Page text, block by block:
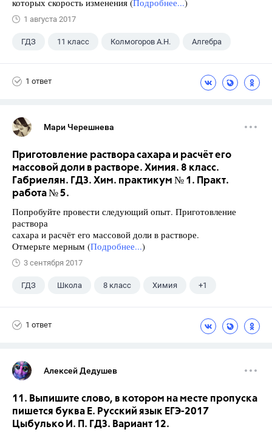
1 августа 2017
ГДЗ 11 класс Колмогоров А.Н. Алгебра
1 ответ
Мари Черешнева
Приготовление раствора сахара и расчёт его
массовой доли в растворе. Химия. 8 класс.
Габриелян. ГДЗ. Хим. практикум № 1. Практ.
работа № 5.
Попробуйте провести следующий опыт. Приготовление
раствора
сахара и расчёт его массовой доли в растворе.
Отмерьте мерным (Подробнее...)
3 сентября 2017
ГДЗ Школа 8 класс Химия +1
1 ответ
Алексей Дедушев
11. Выпишите слово, в котором на месте пропуска
пишется буква Е. Русский язык ЕГЭ-2017
Цыбулько И. П. ГДЗ. Вариант 12.